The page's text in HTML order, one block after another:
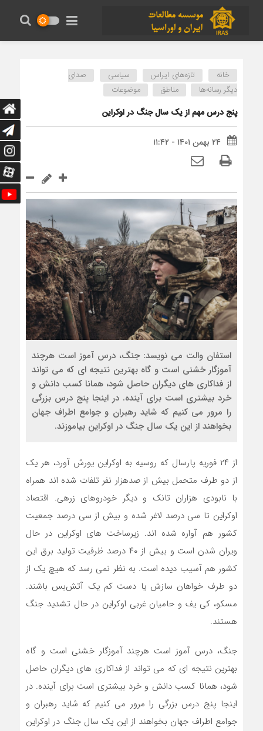
خانه تازه‌های ایراس سیاسی
صدای
دیگر رسانه‌ها
مناطق موضوعات
پنج درس مهم از یک سال جنگ در اوکراین
۲۴ بهمن ۱۴۰۱ - ۱۱:۴۲
استفان والت می نویسد: جنگ، درس آموز است هرچند
آموزگار خشنی است و گاه بهترین نتیجه ای که می تواند
از فداکاری های دیگران حاصل شود، همانا کسب دانش و
خرد بیشتری است برای آینده. در اینجا پنج درس بزرگی
را مرور می کنیم که شاید رهبران و جوامع اطراف جهان
بخواهند از این یک سال جنگ در اوکراین بیاموزند.
از ۲۴ فوریه پارسال که روسیه به اوکراین یورش آورد، هر یک
از دو طرف متحمل بیش از صدهزار نفر تلفات شده اند همراه
با نابودی هزاران تانک و دیگر خودروهای زرهی. اقتصاد
اوکراین تا سی درصد لاغر شده و بیش از سی درصد جمعیت
کشور هم آواره شده اند. زیرساخت های اوکراین در حال
ویران شدن است و بیش از ۴۰ درصد ظرفیت تولید برق این
کشور هم آسیب دیده است. به نظر نمی رسد که هیچ یک از
دو طرف خواهان سازش یا دست کم یک آتش‌بس باشند.
مسکو، کی یف و حامیان غربی اوکراین در حال تشدید جنگ
هستند.
جنگ، درس آموز است هرچند آموزگار خشنی است و گاه
بهترین نتیجه ای که می تواند از فداکاری های دیگران حاصل
شود، همانا کسب دانش و خرد بیشتری است برای آینده. در
اینجا پنج درس بزرگی را مرور می کنیم که شاید رهبران و
جوامع اطراف جهان بخواهند از این یک سال جنگ در اوکراین